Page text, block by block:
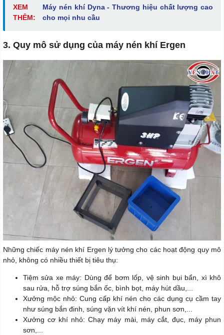
XEM
THÊM:
Máy nén khí Dyna - Thương hiệu chất lượng cao
cho mọi nhu cầu
3. Quy mô sử dụng của máy nén khí Ergen
Những chiếc máy nén khí Ergen lý tưởng cho các hoạt động quy mô
nhỏ, không có nhiều thiết bị tiêu thụ:
Tiệm sửa xe máy: Dùng để bơm lốp, vệ sinh bụi bẩn, xì khô
sau rửa, hỗ trợ súng bắn ốc, bình bọt, máy hút dầu,...
Xưởng mộc nhỏ: Cung cấp khí nén cho các dụng cụ cầm tay
như súng bắn đinh, súng vặn vít khí nén, phun sơn,...
Xưởng cơ khí nhỏ: Chạy máy mài, máy cắt, đục, máy phun
sơn,...